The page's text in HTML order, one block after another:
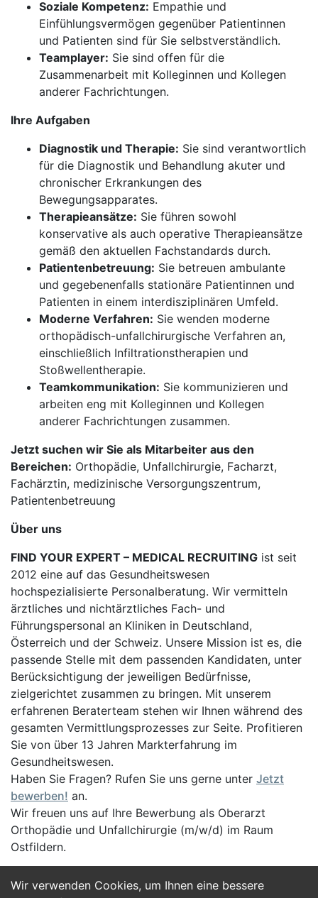
Wir verwenden Cookies, um Ihnen eine bessere
Soziale Kompetenz: Empathie und
Einfühlungsvermögen gegenüber Patientinnen
und Patienten sind für Sie selbstverständlich.
Teamplayer: Sie sind offen für die
Zusammenarbeit mit Kolleginnen und Kollegen
anderer Fachrichtungen.
Ihre Aufgaben
Diagnostik und Therapie: Sie sind verantwortlich
für die Diagnostik und Behandlung akuter und
chronischer Erkrankungen des
Bewegungsapparates.
Therapieansätze: Sie führen sowohl
konservative als auch operative Therapieansätze
gemäß den aktuellen Fachstandards durch.
Patientenbetreuung: Sie betreuen ambulante
und gegebenenfalls stationäre Patientinnen und
Patienten in einem interdisziplinären Umfeld.
Moderne Verfahren: Sie wenden moderne
orthopädisch-unfallchirurgische Verfahren an,
einschließlich Infiltrationstherapien und
Stoßwellentherapie.
Teamkommunikation: Sie kommunizieren und
arbeiten eng mit Kolleginnen und Kollegen
anderer Fachrichtungen zusammen.
Jetzt suchen wir Sie als Mitarbeiter aus den
Bereichen: Orthopädie, Unfallchirurgie, Facharzt,
Fachärztin, medizinische Versorgungszentrum,
Patientenbetreuung
Über uns
FIND YOUR EXPERT – MEDICAL RECRUITING ist seit
2012 eine auf das Gesundheitswesen
hochspezialisierte Personalberatung. Wir vermitteln
ärztliches und nichtärztliches Fach- und
Führungspersonal an Kliniken in Deutschland,
Österreich und der Schweiz. Unsere Mission ist es, die
passende Stelle mit dem passenden Kandidaten, unter
Berücksichtigung der jeweiligen Bedürfnisse,
zielgerichtet zusammen zu bringen. Mit unserem
erfahrenen Beraterteam stehen wir Ihnen während des
gesamten Vermittlungsprozesses zur Seite. Profitieren
Sie von über 13 Jahren Markterfahrung im
Gesundheitswesen.
Haben Sie Fragen? Rufen Sie uns gerne unter Jetzt
bewerben! an.
Wir freuen uns auf Ihre Bewerbung als Oberarzt
Orthopädie und Unfallchirurgie (m/w/d) im Raum
Ostfildern.